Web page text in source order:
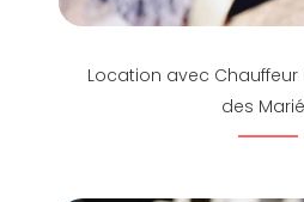
Location avec Chauffeur
des